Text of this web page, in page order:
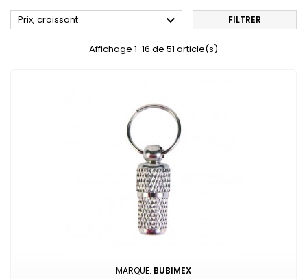
Prix, croissant  FILTRER
Affichage 1-16 de 51 article(s)
MARQUE: BUBIMEX